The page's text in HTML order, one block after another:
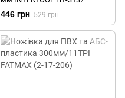
446 грн 529 грн